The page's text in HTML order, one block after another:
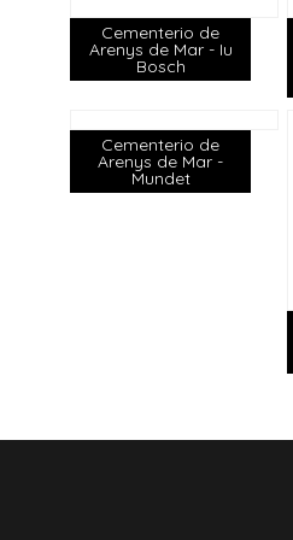
Cementerio de
Arenys de Mar - Iu
Bosch
Cementerio de
Arenys de Mar -
Mundet